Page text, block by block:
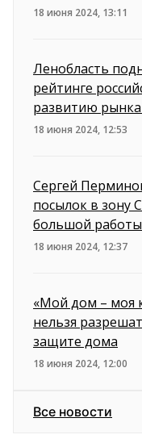
18 июня 2024, 13:11
Ленобласть
рейтинге
развитию
18 июня 2024, 12:53
Сергей
посылок в зону
большой
18 июня 2024, 12:37
«Мой дом – моя
нельзя
защите дома
18 июня 2024, 12:00
Все новости